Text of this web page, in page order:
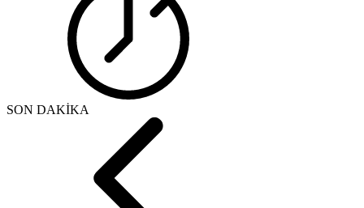
SON DAKİKA